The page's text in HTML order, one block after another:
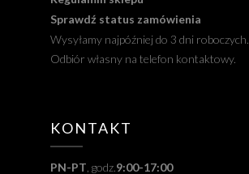
Sprawdź status zamówienia
Wysyłamy najpóźniej do 3 dni roboczych.
Odbiór własny na telefon kontaktowy.
KONTAKT
PN-PT , godz.9:00-17:00